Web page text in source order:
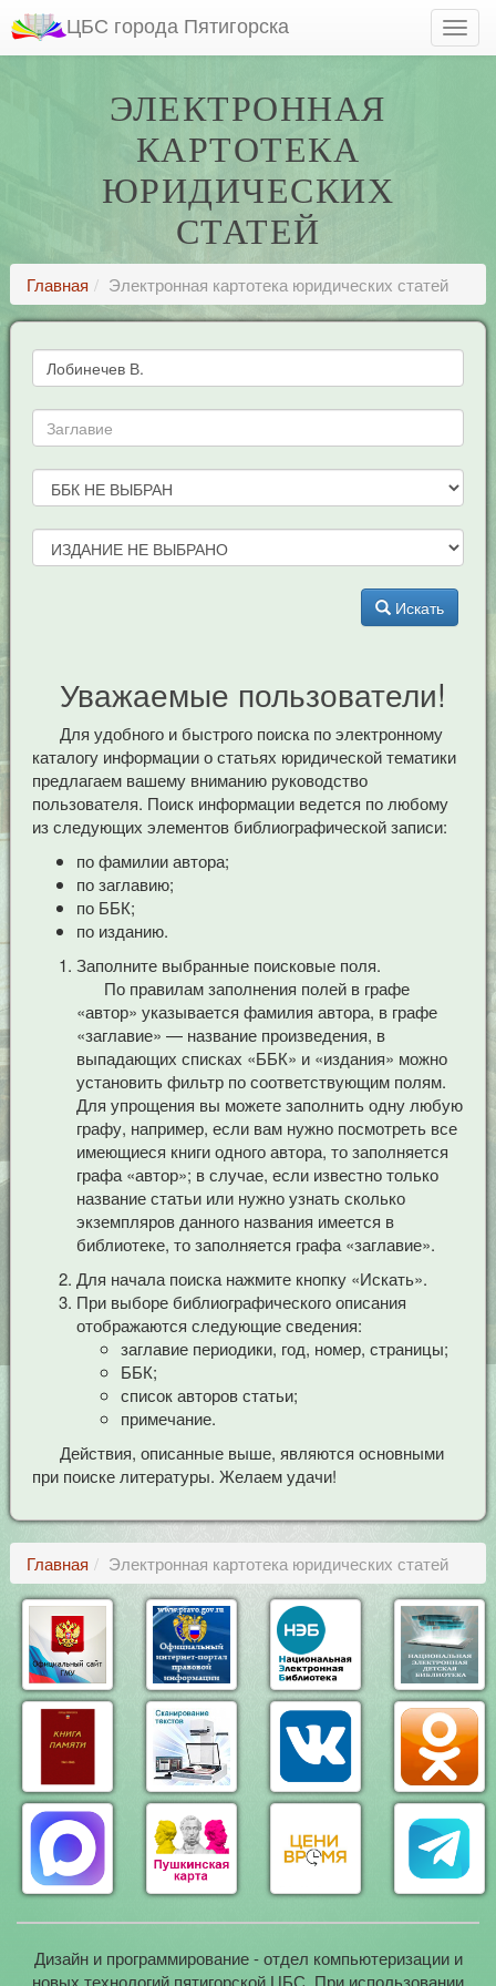
ЦБС города Пятигорска
ЭЛЕКТРОННАЯ
КАРТОТЕКА
ЮРИДИЧЕСКИХ
СТАТЕЙ
Главная Электронная картотека юридических статей
Искать
Уважаемые пользователи!
Для удобного и быстрого поиска по электронному
каталогу информации о статьях юридической тематики
предлагаем вашему вниманию руководство
пользователя. Поиск информации ведется по любому
из следующих элементов библиографической записи:
по фамилии автора;
по заглавию;
по ББК;
по изданию.
Заполните выбранные поисковые поля.
По правилам заполнения полей в графе
«автор» указывается фамилия автора, в графе
«заглавие» — название произведения, в
выпадающих списках «ББК» и «издания» можно
установить фильтр по соответствующим полям.
Для упрощения вы можете заполнить одну любую
графу, например, если вам нужно посмотреть все
имеющиеся книги одного автора, то заполняется
графа «автор»; в случае, если известно только
название статьи или нужно узнать сколько
экземпляров данного названия имеется в
библиотеке, то заполняется графа «заглавие».
Для начала поиска нажмите кнопку «Искать».
При выборе библиографического описания
отображаются следующие сведения:
заглавие периодики, год, номер, страницы;
ББК;
список авторов статьи;
примечание.
Действия, описанные выше, являются основными
при поиске литературы. Желаем удачи!
Главная Электронная картотека юридических статей
Дизайн и программирование - отдел компьютеризации и